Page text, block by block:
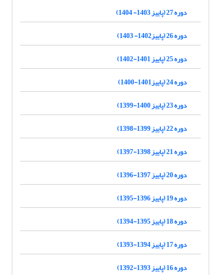
دوره 27 (پاییز 1403- 1404)
دوره 26 (پاییز1402- 1403)
دوره 25 (پاییز 1401-1402)
دوره 24 (پاییز1401-1400)
دوره 23 (پاییز 1400-1399)
دوره 22 (پاییز 1399-1398)
دوره 21 (پاییز 1398-1397)
دوره 20 (پاییز 1397-1396)
دوره 19 (پاییز 1396-1395)
دوره 18 (پاییز 1395-1394)
دوره 17 (پاییز 1394-1393)
دوره 16 (پاییز 1393-1392)